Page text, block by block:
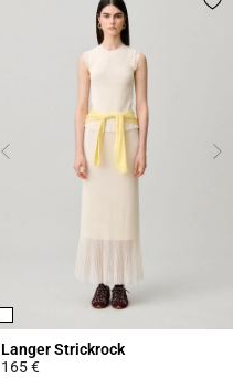
Langer Strickrock
165 €